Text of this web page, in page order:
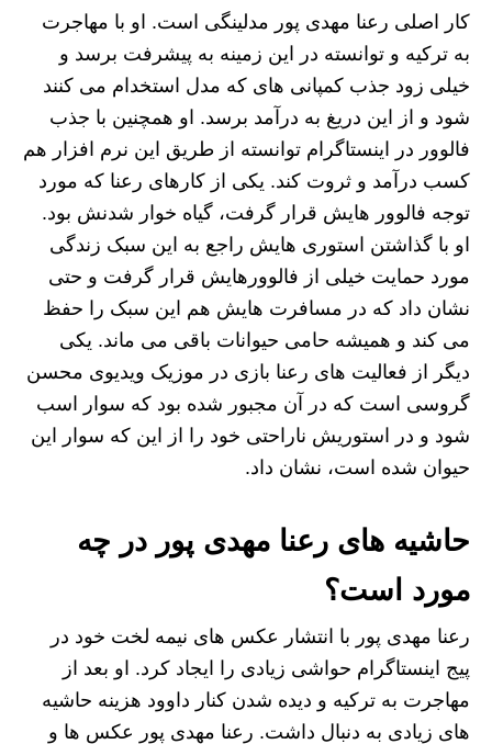
کار اصلی رعنا مهدی پور مدلینگی است. او با مهاجرت
به ترکیه و توانسته در این زمینه به پیشرفت برسد و
خیلی زود جذب کمپانی های که مدل استخدام می کنند
شود و از این دریغ به درآمد برسد. او همچنین با جذب
فالوور در اینستاگرام توانسته از طریق این نرم افزار هم
کسب درآمد و ثروت کند. یکی از کارهای رعنا که مورد
توجه فالوور هایش قرار گرفت، گیاه خوار شدنش بود.
او با گذاشتن استوری هایش راجع به این سبک زندگی
مورد حمایت خیلی از فالوورهایش قرار گرفت و حتی
نشان داد که در مسافرت هایش هم این سبک را حفظ
می کند و همیشه حامی حیوانات باقی می ماند. یکی
دیگر از فعالیت های رعنا بازی در موزیک ویدیوی محسن
گروسی است که در آن مجبور شده بود که سوار اسب
شود و در استوریش ناراحتی خود را از این که سوار این
حیوان شده است، نشان داد.
حاشیه های رعنا مهدی پور در چه
مورد است؟
رعنا مهدی پور با انتشار عکس های نیمه لخت خود در
پیج اینستاگرام حواشی زیادی را ایجاد کرد. او بعد از
مهاجرت به ترکیه و دیده شدن کنار داوود هزینه حاشیه
های زیادی به دنبال داشت. رعنا مهدی پور عکس ها و